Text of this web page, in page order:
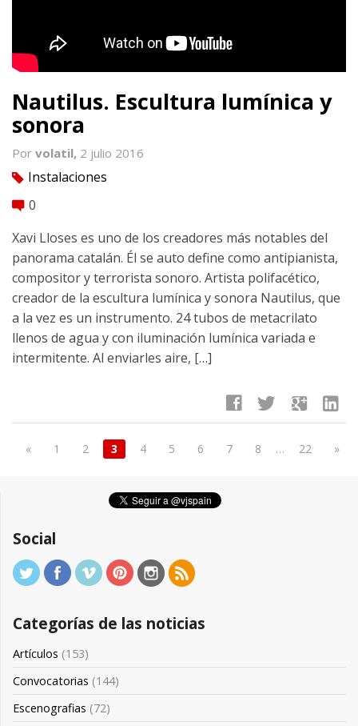
Nautilus. Escultura lumínica y
sonora
Por volatil, 2 julio 2016
tag Instalaciones
comment 0
Xavi Lloses es uno de los creadores más notables del
panorama catalán. Él se auto define como antipianista,
compositor y terrorista sonoro. Artista polifacético,
creador de la escultura lumínica y sonora Nautilus, que
a la vez es un instrumento. 24 tubos de metacrilato
llenos de agua y con iluminación lumínica variada e
intermitente. Al enviarles aire, […]
facebook twitter google linkedin
« 1 2 3 4 5 6 7 8 … 22 »
Social
Categorías de las noticias
Artículos (153)
Convocatorias (144)
Escenografias (72)